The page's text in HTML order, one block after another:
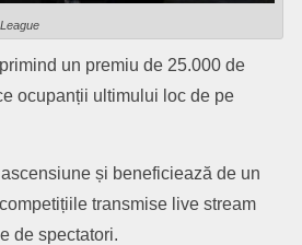
un premiu de 25.000 de
ocupanții ultimului loc de pe
și beneficiează de un
transmise live stream
de spectatori.